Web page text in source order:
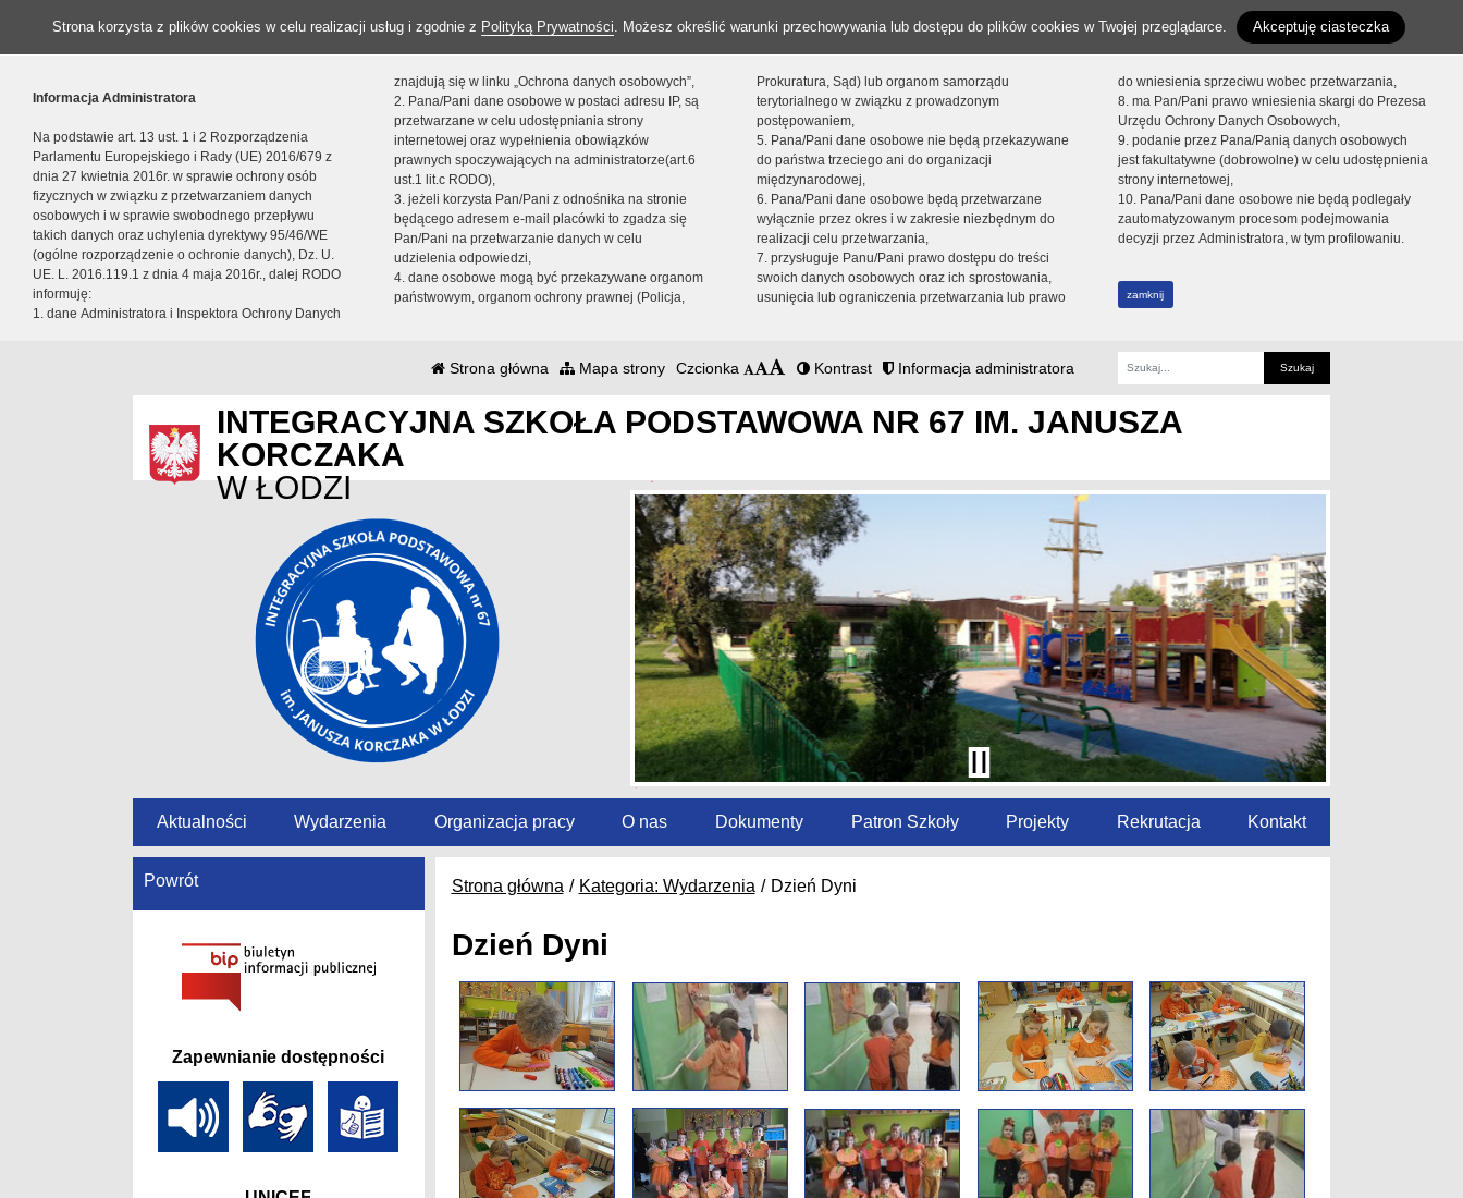
Strona korzysta z plików cookies w celu realizacji usług i zgodnie z Polityką Prywatności. Możesz określić warunki przechowywania lub dostępu do plików cookies w Twojej przeglądarce. Akceptuję ciasteczka
Informacja Administratora
Na podstawie art. 13 ust. 1 i 2 Rozporządzenia
Parlamentu Europejskiego i Rady (UE) 2016/679 z
dnia 27 kwietnia 2016r. w sprawie ochrony osób
fizycznych w związku z przetwarzaniem danych
osobowych i w sprawie swobodnego przepływu
takich danych oraz uchylenia dyrektywy 95/46/WE
(ogólne rozporządzenie o ochronie danych), Dz. U.
UE. L. 2016.119.1 z dnia 4 maja 2016r., dalej RODO
informuję:
1. dane Administratora i Inspektora Ochrony Danych
znajdują się w linku „Ochrona danych osobowych”,
2. Pana/Pani dane osobowe w postaci adresu IP, są
przetwarzane w celu udostępniania strony
internetowej oraz wypełnienia obowiązków
prawnych spoczywających na administratorze(art.6
ust.1 lit.c RODO),
3. jeżeli korzysta Pan/Pani z odnośnika na stronie
będącego adresem e-mail placówki to zgadza się
Pan/Pani na przetwarzanie danych w celu
udzielenia odpowiedzi,
4. dane osobowe mogą być przekazywane organom
państwowym, organom ochrony prawnej (Policja,
Prokuratura, Sąd) lub organom samorządu
terytorialnego w związku z prowadzonym
postępowaniem,
5. Pana/Pani dane osobowe nie będą przekazywane
do państwa trzeciego ani do organizacji
międzynarodowej,
6. Pana/Pani dane osobowe będą przetwarzane
wyłącznie przez okres i w zakresie niezbędnym do
realizacji celu przetwarzania,
7. przysługuje Panu/Pani prawo dostępu do treści
swoich danych osobowych oraz ich sprostowania,
usunięcia lub ograniczenia przetwarzania lub prawo
do wniesienia sprzeciwu wobec przetwarzania,
8. ma Pan/Pani prawo wniesienia skargi do Prezesa
Urzędu Ochrony Danych Osobowych,
9. podanie przez Pana/Panią danych osobowych
jest fakultatywne (dobrowolne) w celu udostępnienia
strony internetowej,
10. Pana/Pani dane osobowe nie będą podlegały
zautomatyzowanym procesom podejmowania
decyzji przez Administratora, w tym profilowaniu.
zamknij
Strona główna Mapa strony Czcionka Kontrast Informacja administratora
Fraza
INTEGRACYJNA SZKOŁA PODSTAWOWA NR 67 IM. JANUSZA
KORCZAKA
W ŁODZI
Aktualności Wydarzenia Organizacja pracy O nas Dokumenty Patron Szkoły Projekty Rekrutacja Kontakt
Strona główna Kategoria: Wydarzenia Dzień Dyni
Dzień Dyni
Powrót
Zapewnianie dostępności